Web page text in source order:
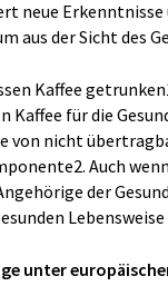
neue Erkenntnisse
aus der Sicht des
Kaffee
Kaffee für die
von nicht
Auch
der
unter